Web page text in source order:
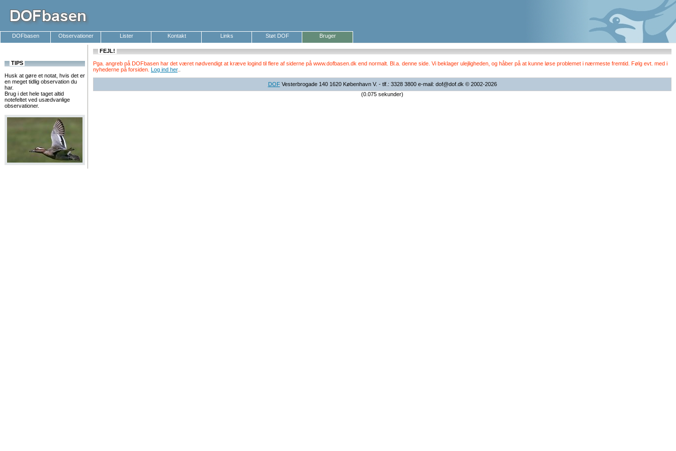
DOFbasen Observationer Lister Kontakt Links Støt DOF Bruger
TIPS
Husk at gøre et notat, hvis det er
en meget tidlig observation du
har.
Brug i det hele taget altid
notefeltet ved usædvanlige
observationer.
FEJL!
Pga. angreb på DOFbasen har det været nødvendigt at kræve logind til flere af siderne på www.dofbasen.dk end normalt. Bl.a. denne side. Vi beklager ulejligheden, og håber på at kunne løse problemet i nærmeste fremtid. Følg evt. med i
nyhederne på forsiden. Log ind her.
DOFVesterbrogade 140 1620 København V. - tlf.: 3328 3800 e-mail: dof@dof.dk © 2002-2026
(0.075 sekunder)